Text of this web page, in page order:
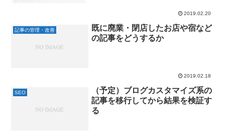
2019.02.20
記事の管理・改善
既に廃業・閉店したお店や宿など
の記事をどうするか
2019.02.18
SEO
（予定）ブログカスタマイズ系の
記事を移行してから結果を検証す
る